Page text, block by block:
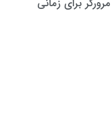
برای زمانی